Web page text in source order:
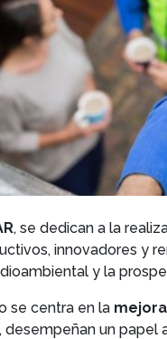
, se dedican a la
innovadores y
y la
se centra en la
desempeñan un